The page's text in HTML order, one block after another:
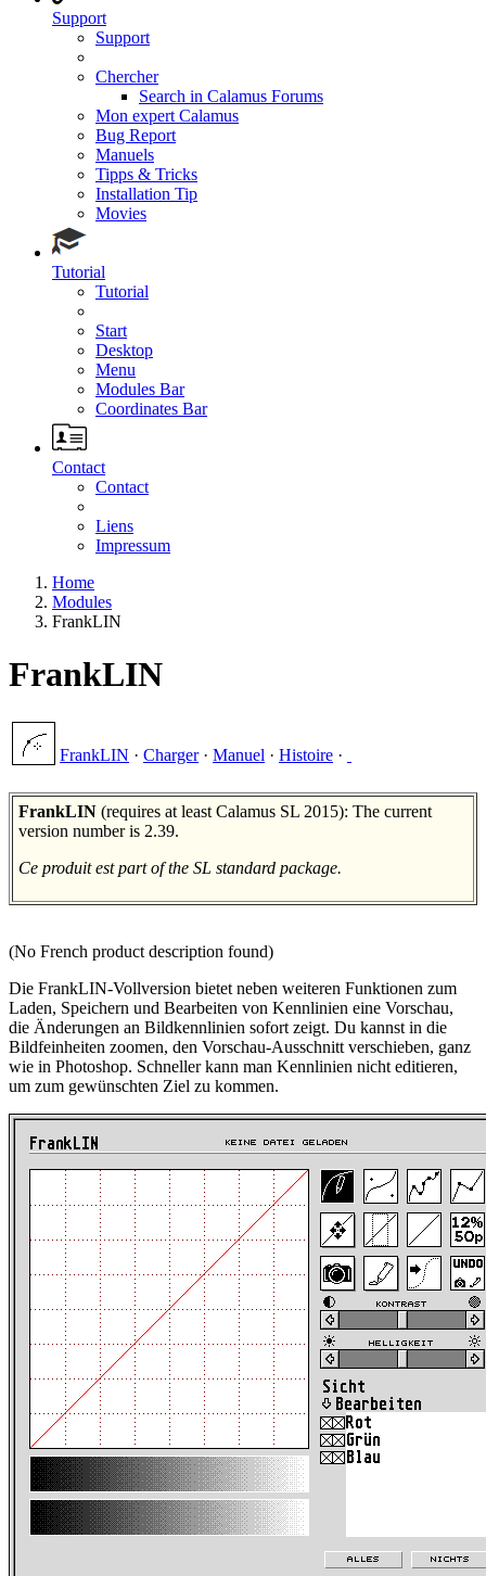
Support
Support
Chercher
Search in Calamus Forums
Mon expert Calamus
Bug Report
Manuels
Tipps & Tricks
Installation Tip
Movies
Tutorial
Tutorial
Start
Desktop
Menu
Modules Bar
Coordinates Bar
Contact
Contact
Liens
Impressum
Home
Modules
FrankLIN
FrankLIN
FrankLIN · Charger· Manuel · Histoire ·
FrankLIN (requires at least Calamus SL 2015): The current
version number is 2.39.
Ce produit est part of the SL standard package.
(No French product description found)
Die FrankLIN-Vollversion bietet neben weiteren Funktionen zum
Laden, Speichern und Bearbeiten von Kennlinien eine Vorschau,
die Änderungen an Bildkennlinien sofort zeigt. Du kannst in die
Bildfeinheiten zoomen, den Vorschau-Ausschnitt verschieben, ganz
wie in Photoshop. Schneller kann man Kennlinien nicht editieren,
um zum gewünschten Ziel zu kommen.